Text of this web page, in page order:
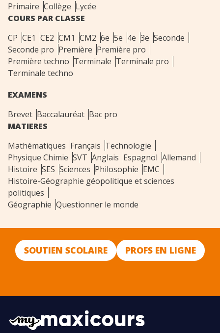
Primaire Collège Lycée
COURS PAR CLASSE
CP CE1 CE2 CM1 CM2 6e 5e 4e 3e Seconde
Seconde pro Première Première pro
Première techno Terminale Terminale pro
Terminale techno
EXAMENS
Brevet Baccalauréat Bac pro
MATIERES
Mathématiques Français Technologie
Physique Chimie SVT Anglais Espagnol Allemand
Histoire SES Sciences Philosophie EMC
Histoire-Géographie géopolitique et sciences
politiques
Géographie Questionner le monde
SOUTIEN SCOLAIRE PROFS EN LIGNE